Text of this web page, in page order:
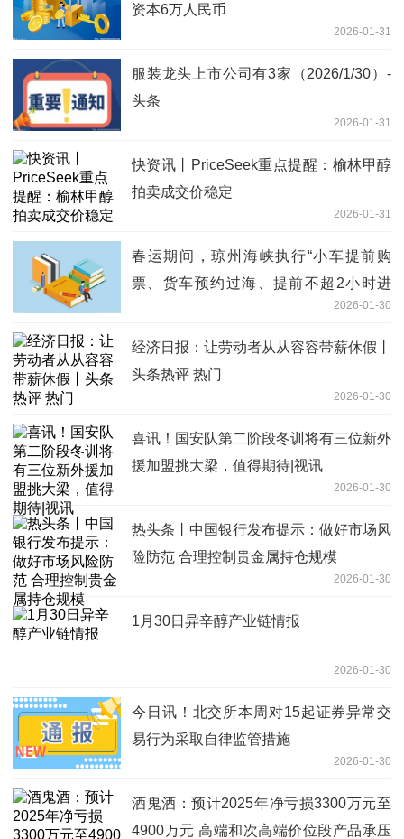
资本6万人民币
2026-01-31
服装龙头上市公司有3家（2026/1/30）-
头条
2026-01-31
快资讯丨PriceSeek重点提醒：榆林甲醇
拍卖成交价稳定
2026-01-31
春运期间，琼州海峡执行“小车提前购
票、货车预约过海、提前不超2小时进
2026-01-30
经济日报：让劳动者从从容容带薪休假丨
头条热评 热门
2026-01-30
喜讯！国安队第二阶段冬训将有三位新外
援加盟挑大梁，值得期待|视讯
2026-01-30
热头条丨中国银行发布提示：做好市场风
险防范 合理控制贵金属持仓规模
2026-01-30
1月30日异辛醇产业链情报
2026-01-30
今日讯！北交所本周对15起证券异常交
易行为采取自律监管措施
2026-01-30
酒鬼酒：预计2025年净亏损3300万元至
4900万元 高端和次高端价位段产品承压